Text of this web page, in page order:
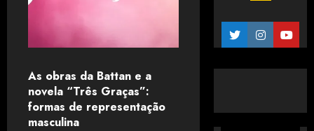
As obras da Battan e a
novela “Três Graças”:
formas de representação
masculina